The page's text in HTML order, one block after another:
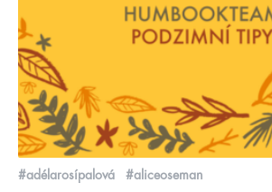
#adélarosípalová #aliceoseman